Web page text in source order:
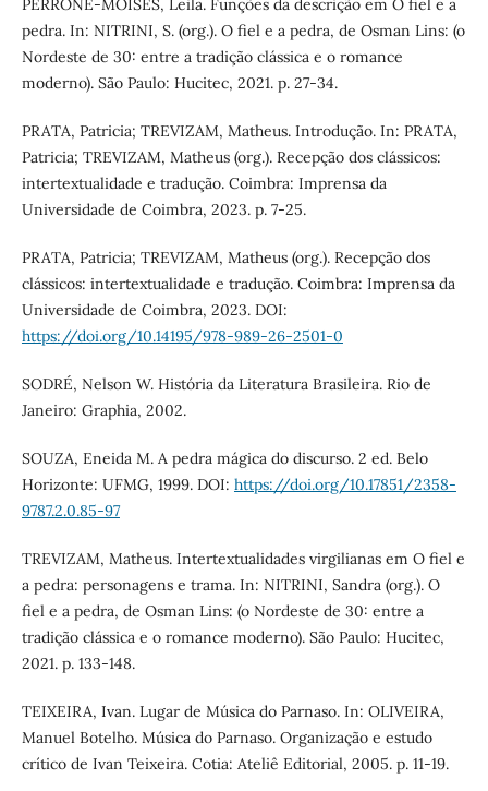
PERRONE-MOISÉS, Leila. Funções da descrição em O fiel e a
pedra. In: NITRINI, S. (org.). O fiel e a pedra, de Osman Lins: (o
Nordeste de 30: entre a tradição clássica e o romance
moderno). São Paulo: Hucitec, 2021. p. 27-34.
PRATA, Patricia; TREVIZAM, Matheus. Introdução. In: PRATA,
Patricia; TREVIZAM, Matheus (org.). Recepção dos clássicos:
intertextualidade e tradução. Coimbra: Imprensa da
Universidade de Coimbra, 2023. p. 7-25.
PRATA, Patricia; TREVIZAM, Matheus (org.). Recepção dos
clássicos: intertextualidade e tradução. Coimbra: Imprensa da
Universidade de Coimbra, 2023. DOI:
https://doi.org/10.14195/978-989-26-2501-0
SODRÉ, Nelson W. História da Literatura Brasileira. Rio de
Janeiro: Graphia, 2002.
SOUZA, Eneida M. A pedra mágica do discurso. 2 ed. Belo
Horizonte: UFMG, 1999. DOI: https://doi.org/10.17851/2358-
9787.2.0.85-97
TREVIZAM, Matheus. Intertextualidades virgilianas em O fiel e
a pedra: personagens e trama. In: NITRINI, Sandra (org.). O
fiel e a pedra, de Osman Lins: (o Nordeste de 30: entre a
tradição clássica e o romance moderno). São Paulo: Hucitec,
2021. p. 133-148.
TEIXEIRA, Ivan. Lugar de Música do Parnaso. In: OLIVEIRA,
Manuel Botelho. Música do Parnaso. Organização e estudo
crítico de Ivan Teixeira. Cotia: Ateliê Editorial, 2005. p. 11-19.